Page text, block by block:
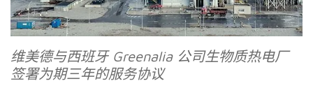
维美德与西班牙Greenalia 公司生物质热电厂
签署为期三年的服务协议